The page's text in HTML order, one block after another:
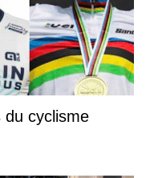
du cyclisme